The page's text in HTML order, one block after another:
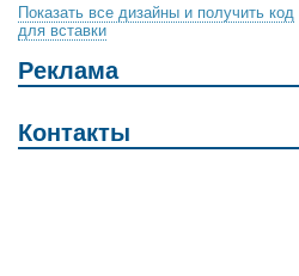
Показать все дизайны и получить код
для вставки
Реклама
Контакты